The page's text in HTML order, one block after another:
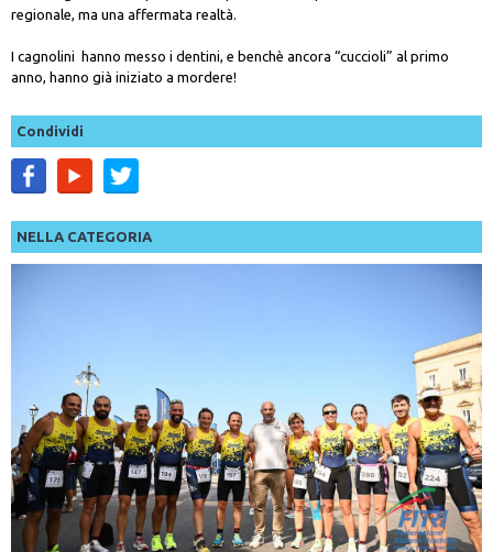
regionale, ma una affermata realtà.
I cagnolini hanno messo i dentini, e benchè ancora “cuccioli” al primo
anno, hanno già iniziato a mordere!
Condividi
NELLA CATEGORIA